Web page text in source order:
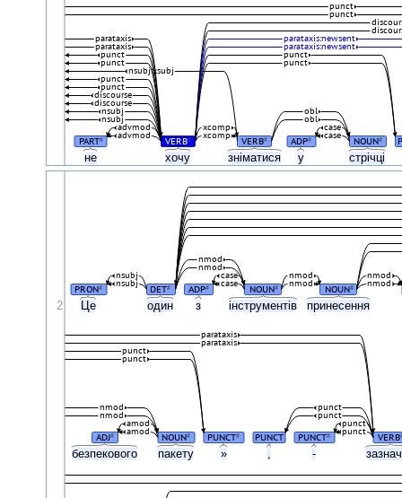
не хочу зніматися у стрічці
PART# VERB# VERB# ADP# NOUN#
advmod
advmod
case
case
xcomp
xcomp
nsubj
nsubj
discourse
discourse
obl
obl
punct
punct
nsubj:xsubj
punct
punct
punct
punct
parataxis:newsent
parataxis:newsent
parataxis
parataxis
punct
punct
Це один з інструментів принесення
безпекового пакету » -
PRON# DET# ADP# NOUN# NOUN#
nsubj
nsubj
case
case
nmod
nmod
nmod
nmod
nmod
nmod
ADJ# NOUN# PUNCT# PUNCT PUNCT# VERB
punct
punct
amod
amod
punct
punct
nmod
nmod
punct
punct
parataxis
parataxis
2